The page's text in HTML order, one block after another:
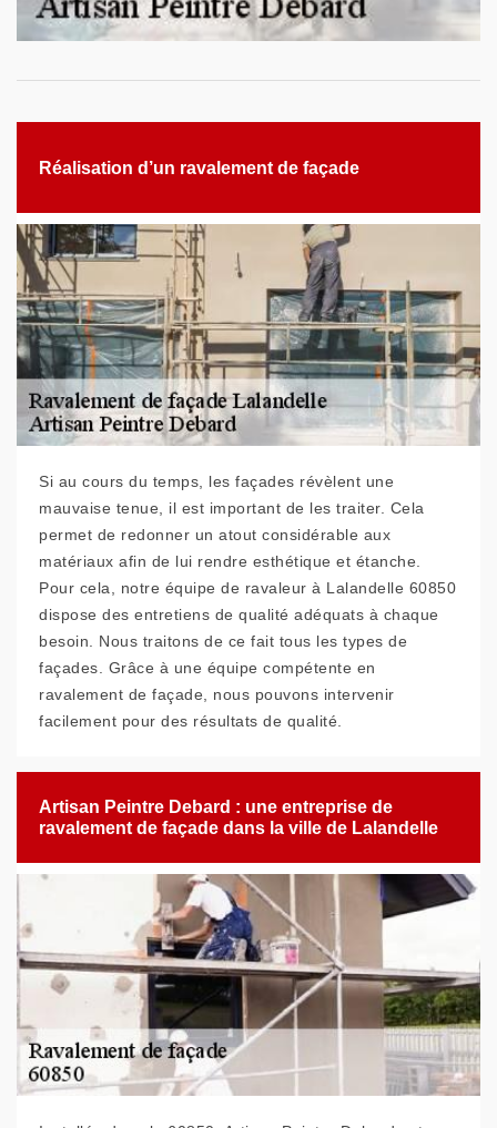
Réalisation d’un ravalement de façade
Si au cours du temps, les façades révèlent une
mauvaise tenue, il est important de les traiter. Cela
permet de redonner un atout considérable aux
matériaux afin de lui rendre esthétique et étanche.
Pour cela, notre équipe de ravaleur à Lalandelle 60850
dispose des entretiens de qualité adéquats à chaque
besoin. Nous traitons de ce fait tous les types de
façades. Grâce à une équipe compétente en
ravalement de façade, nous pouvons intervenir
facilement pour des résultats de qualité.
Artisan Peintre Debard : une entreprise de
ravalement de façade dans la ville de Lalandelle